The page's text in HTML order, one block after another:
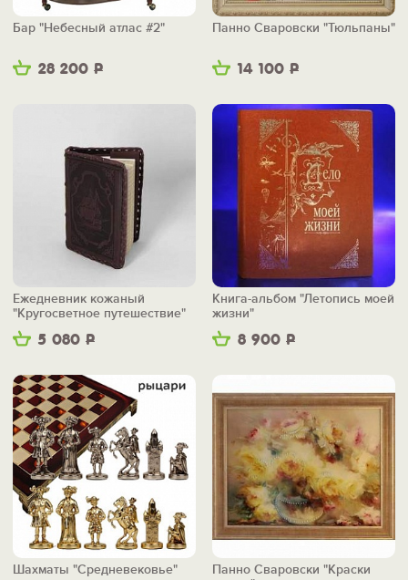
28 200 Р
Бар "Небесный атлас #2"
14 100 Р
Панно Сваровски "Тюльпаны"
5 080 Р
Ежедневник кожаный
"Кругосветное путешествие"
8 900 Р
Книга-альбом "Летопись моей
жизни"
Шахматы "Средневековье"
Панно Сваровски "Краски